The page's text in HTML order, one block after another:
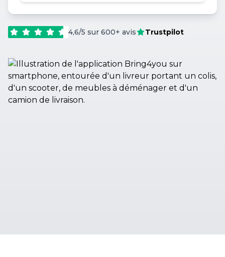
4,6/5 sur 600+ avis Trustpilot